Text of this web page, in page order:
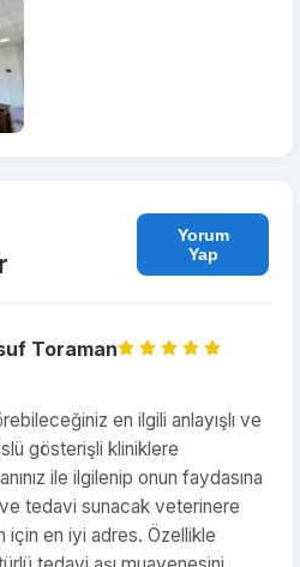
Yorum
Yap
Toraman
en ilgili anlayışlı ve
gösterişli kliniklere
ile ilgilenip onun faydasına
tedavi sunacak veterinere
için en iyi adres. Özellikle